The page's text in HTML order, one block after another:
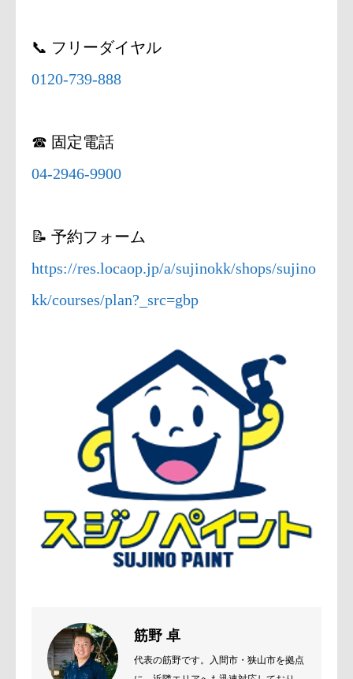
📞 フリーダイヤル
0120-739-888
☎ 固定電話
04-2946-9900
📝 予約フォーム
https://res.locaop.jp/a/sujinokk/shops/sujino
kk/courses/plan?_src=gbp
筋野 卓
代表の筋野です。入間市・狭山市を拠点